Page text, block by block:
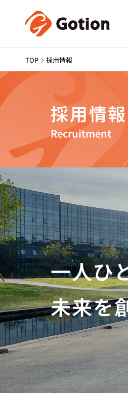
TOP 採用情報
採用情報
Recruitment
一人ひ
未来を